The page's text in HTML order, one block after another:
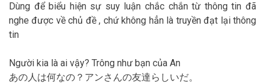
Dùng để biểu hiện sự suy luận chắc chắn từ thông tin đã
nghe được về chủ đề , chứ không hẳn là truyền đạt lại thông
tin
Người kia là ai vậy? Trông như bạn của An
あの人は何なの？アンさんの友達らしいだ。